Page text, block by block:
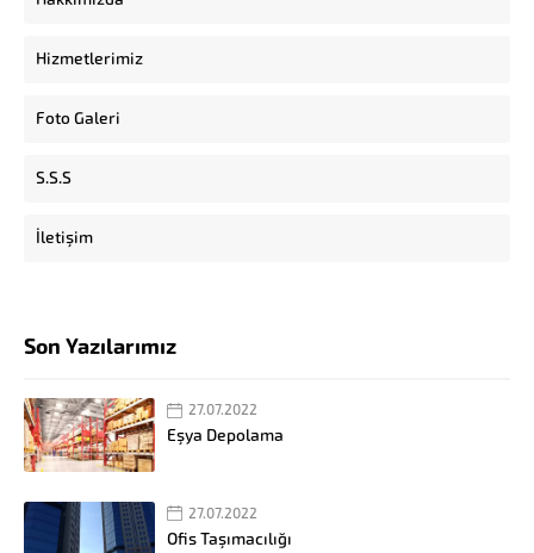
Hizmetlerimiz
Foto Galeri
S.S.S
İletişim
Son Yazılarımız
27.07.2022
Eşya Depolama
27.07.2022
Ofis Taşımacılığı